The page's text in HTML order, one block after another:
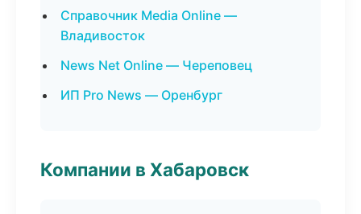
Справочник Media Online —
Владивосток
News Net Online — Череповец
ИП Pro News — Оренбург
Компании в Хабаровск